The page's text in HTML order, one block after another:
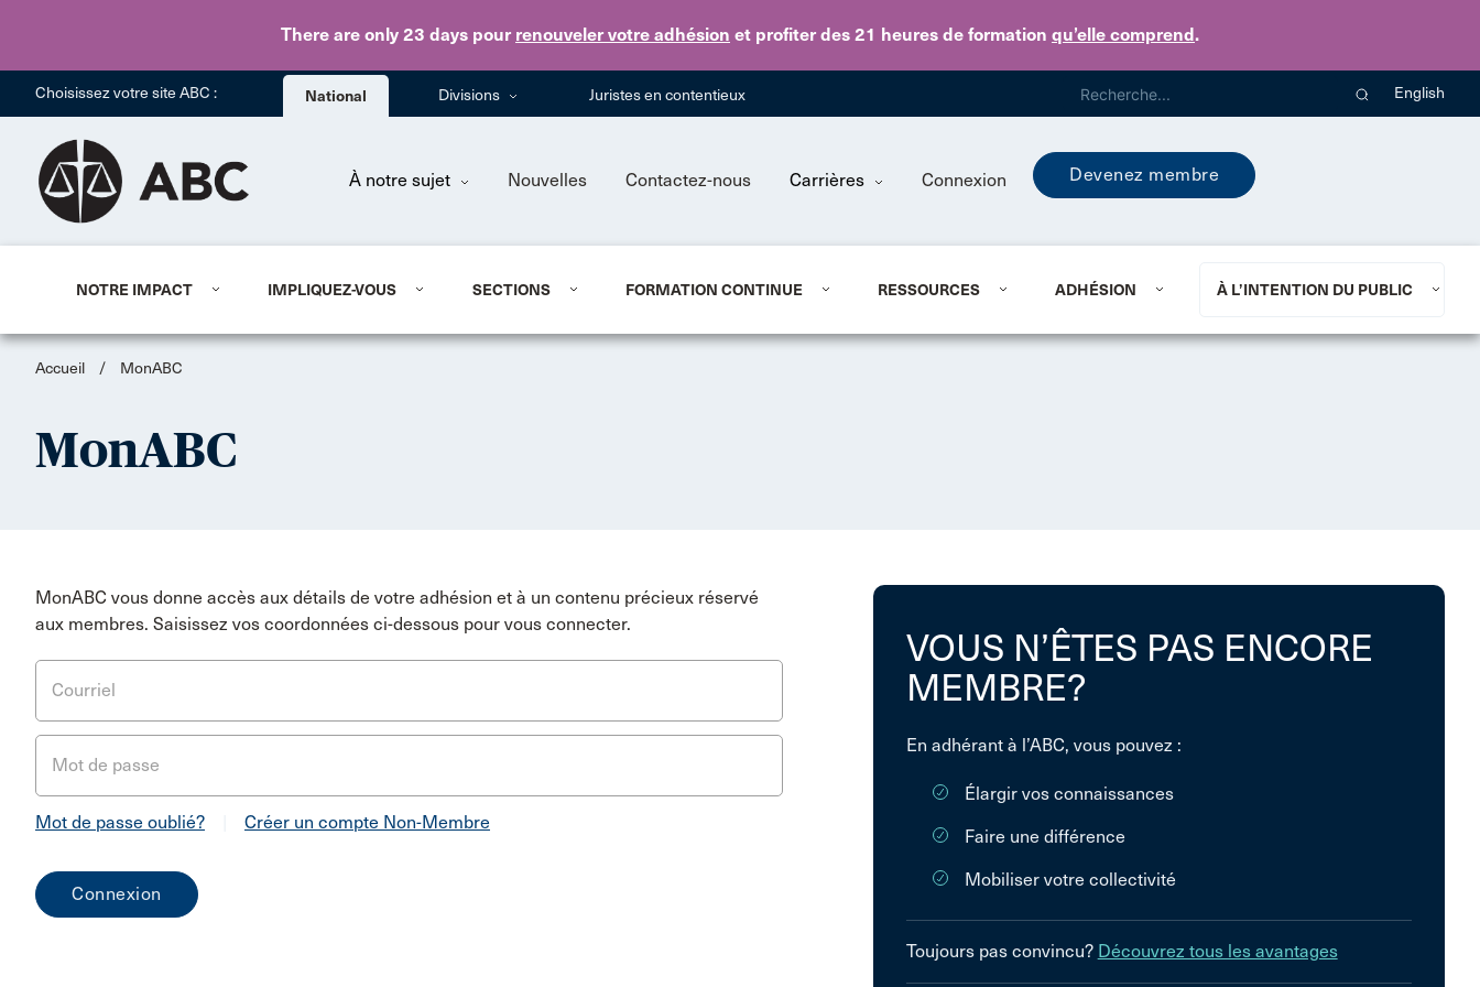
There are only 23 days pour renouveler votre adhésion et profiter des 21 heures de formation qu’elle comprend.
Skip to main content
Choisissez votre site ABC : National Divisions Juristes en contentieux English
À notre sujet Nouvelles Contactez-nous Carrières Connexion Devenez membre
NOTRE IMPACT IMPLIQUEZ-VOUS SECTIONS FORMATION CONTINUE RESSOURCES ADHÉSION À L’INTENTION DU PUBLIC
Accueil / MonABC
MonABC
MonABC vous donne accès aux détails de votre adhésion et à un contenu précieux réservé
aux membres. Saisissez vos coordonnées ci-dessous pour vous connecter.
Courriel
Mot de passe
Mot de passe oublié? Créer un compte Non-Membre
VOUS N’ÊTES PAS ENCORE
MEMBRE?
En adhérant à l’ABC, vous pouvez :
Élargir vos connaissances
Faire une différence
Mobiliser votre collectivité
Toujours pas convincu? Découvrez tous les avantages